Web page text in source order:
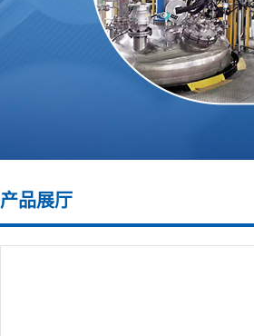
产品展厅